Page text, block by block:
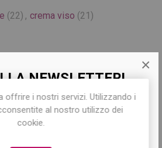
NEWSLETTER!
le nostre ultime
il10% di sconto
×
(22) , crema viso (21)
correlati
offrire i nostri servizi. Utilizzando i
al nostro utilizzo dei
cookie.